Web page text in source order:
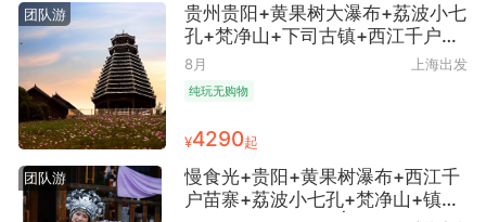
团队游
贵州贵阳+黄果树大瀑布+荔波小七
孔+梵净山+下司古镇+西江千户苗
寨+镇远古城+高铁往返6日跟团游
● 真纯玩无购物违规赔付3000元/
人+ 不赶早9点出发轻松游玩+赠送
西江旅拍代金券+飞越黄果树+悬崖
咖啡手磨咖啡一杯+苗家打糍粑互
动体验
8月 上海出发
纯玩无购物
¥4290起
团队游
慢食光+贵阳+黄果树瀑布+西江千
户苗寨+荔波小七孔+梵净山+镇远